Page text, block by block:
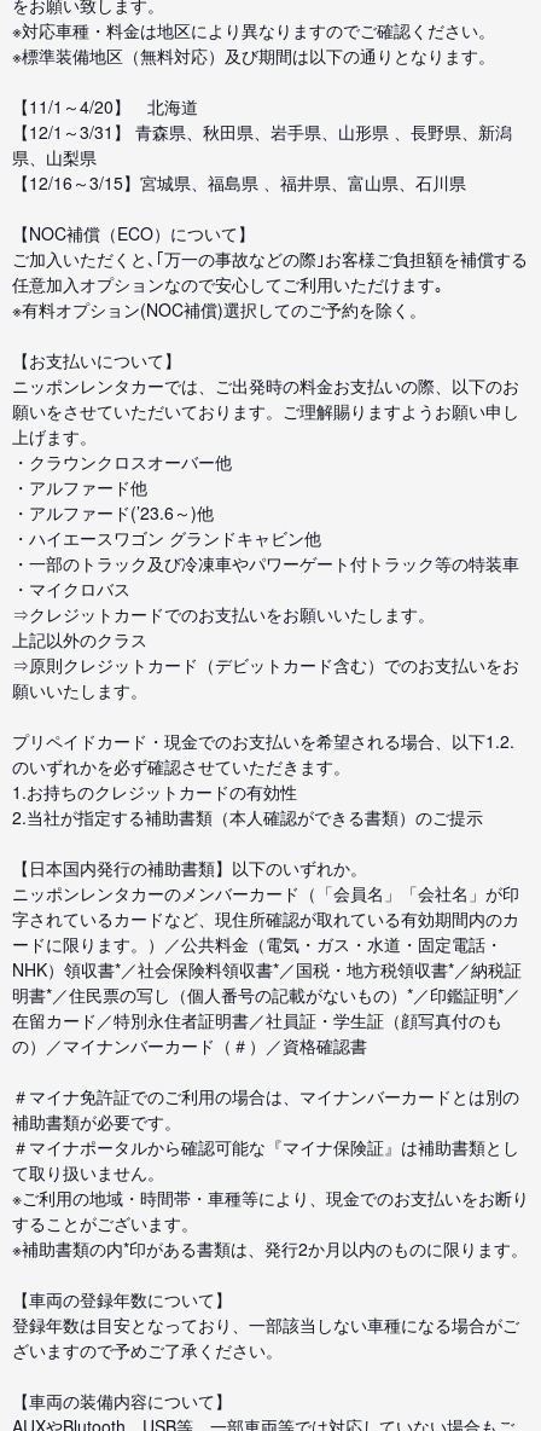
※対応車種・料金は地区により異なりますのでご確認ください。
※標準装備地区（無料対応）及び期間は以下の通りとなります。
【11/1～4/20】 北海道
【12/1～3/31】 青森県、秋田県、岩手県、山形県 、長野県、新潟
県、山梨県
【12/16～3/15】宮城県、福島県 、福井県、富山県、石川県
【NOC補償（ECO）について】
ご加入いただくと､｢万一の事故などの際｣お客様ご負担額を補償する
任意加入オプションなので安心してご利用いただけます｡
※有料オプション(NOC補償)選択してのご予約を除く。
【お支払いについて】
ニッポンレンタカーでは、ご出発時の料金お支払いの際、以下のお
願いをさせていただいております。ご理解賜りますようお願い申し
上げます。
・クラウンクロスオーバー他
・アルファード他
・アルファード(’23.6～)他
・ハイエースワゴン グランドキャビン他
・一部のトラック及び冷凍車やパワーゲート付トラック等の特装車
・マイクロバス
⇒クレジットカードでのお支払いをお願いいたします。
上記以外のクラス
⇒原則クレジットカード（デビットカード含む）でのお支払いをお
願いいたします。
プリペイドカード・現金でのお支払いを希望される場合、以下1.2.
のいずれかを必ず確認させていただきます。
1.お持ちのクレジットカードの有効性
2.当社が指定する補助書類（本人確認ができる書類）のご提示
【日本国内発行の補助書類】以下のいずれか。
ニッポンレンタカーのメンバーカード（「会員名」「会社名」が印
字されているカードなど、現住所確認が取れている有効期間内のカ
ードに限ります。）／公共料金（電気・ガス・水道・固定電話・
NHK）領収書*／社会保険料領収書*／国税・地方税領収書*／納税証
明書*／住民票の写し（個人番号の記載がないもの）*／印鑑証明*／
在留カード／特別永住者証明書／社員証・学生証（顔写真付のも
の）／マイナンバーカード（＃）／資格確認書
＃マイナ免許証でのご利用の場合は、マイナンバーカードとは別の
補助書類が必要です。
＃マイナポータルから確認可能な『マイナ保険証』は補助書類とし
て取り扱いません。
※ご利用の地域・時間帯・車種等により、現金でのお支払いをお断り
することがございます。
※補助書類の内*印がある書類は、発行2か月以内のものに限ります。
【車両の登録年数について】
登録年数は目安となっており、一部該当しない車種になる場合がご
ざいますので予めご了承ください。
【車両の装備内容について】
AUXやBlutooth、USB等、一部車両等では対応していない場合もご